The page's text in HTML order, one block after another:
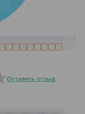
Оставить отзыв